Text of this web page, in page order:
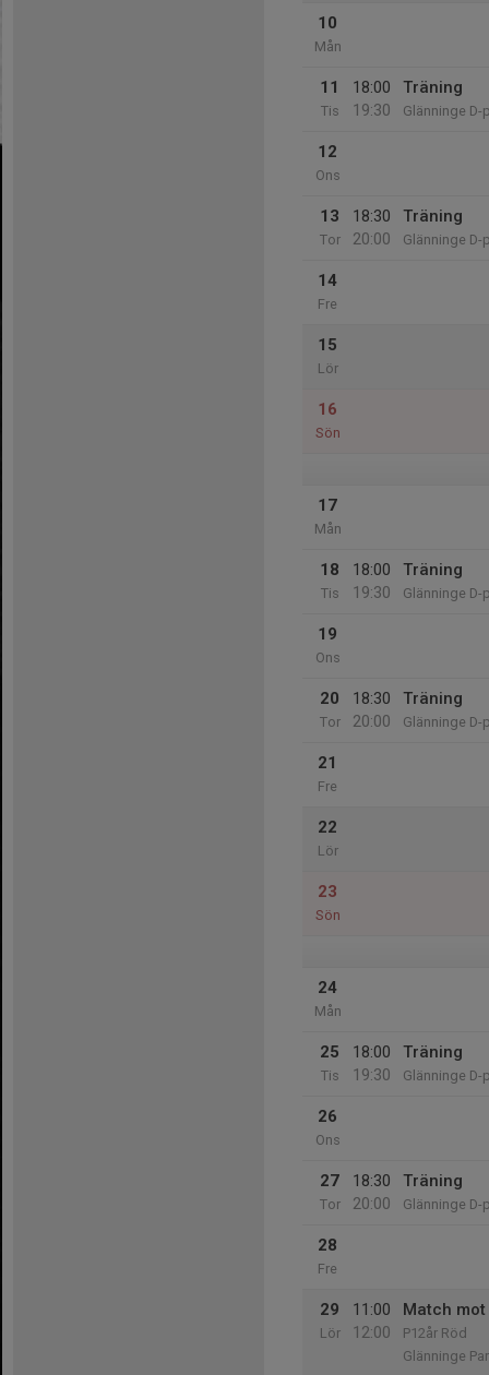
10
Mån
11
Tis
18:00
19:30
Träning
Glänninge D-
12
Ons
13
Tor
18:30
20:00
Träning
Glänninge D-
14
Fre
15
Lör
16
Sön
17
Mån
18
Tis
18:00
19:30
Träning
Glänninge D-
19
Ons
20
Tor
18:30
20:00
Träning
Glänninge D-
21
Fre
22
Lör
23
Sön
24
Mån
25
Tis
18:00
19:30
Träning
Glänninge D-
26
Ons
27
Tor
18:30
20:00
Träning
Glänninge D-
28
Fre
29
Lör
11:00
12:00
Match mot
P12år Röd
Glänninge